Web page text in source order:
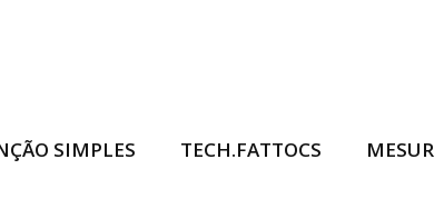
SIMPLES TECH.FATTOCS MESUR